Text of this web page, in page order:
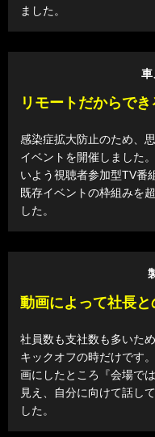
ました。
リモートだからで
車
感染症拡大防止のため、
イベントを開催しました
いよう視聴者参加型TV番
既存イベントの枠組みを
した。
動画によって社長
社員数も支社数も多いた
キックオフの時だけです
画にしたところ『会場で
見え、自分に向けて話し
した。